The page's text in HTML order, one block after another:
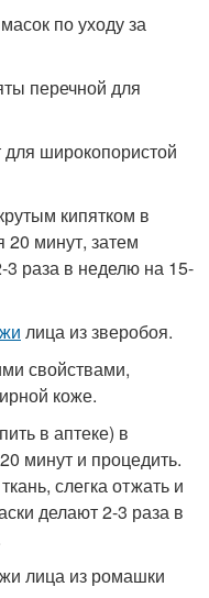
по уходу за
перечной для
широкопористой
кипятком в
20 минут, затем
раза в неделю на 15-
лица из зверобоя.
свойствами,
коже.
в аптеке) в
минут и процедить.
слегка отжать и
делают 2-3 раза в
лица из ромашки